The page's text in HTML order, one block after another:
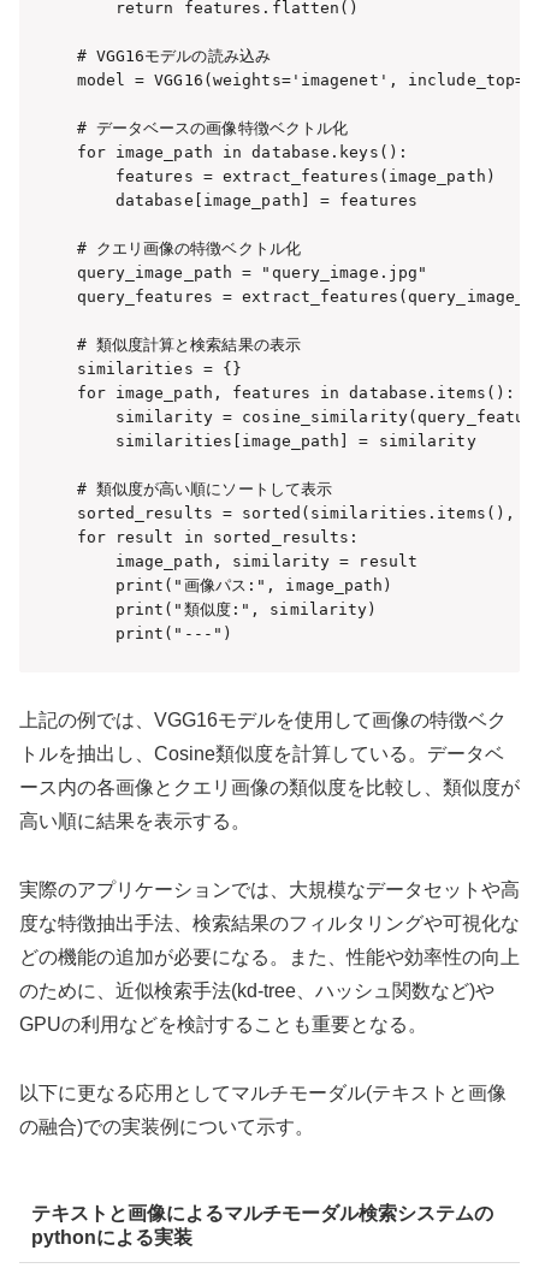
    return features.flatten()
# VGG16モデルの読み込み
model = VGG16(weights='imagenet',
# データベースの画像特徴ベクトル化
for image_path in database.keys():
    features = extract_features(image_path)
    database[image_path] = features
# クエリ画像の特徴ベクトル化
query_image_path = "query_image.jpg"
query_features =
# 類似度計算と検索結果の表示
similarities = {}
for image_path, features in database.items():
similarity =
    similarities[image_path] = similarity
# 類似度が高い順にソートして表示
sorted_results = sorted(similarities.items(),
for result in sorted_results:
    image_path, similarity = result
    print("画像パス:", image_path)
    print("類似度:", similarity)
    print("---")
上記の例では、VGG16モデルを使用して画像の特徴ベク
トルを抽出し、Cosine類似度を計算している。データベ
ース内の各画像とクエリ画像の類似度を比較し、類似度が
高い順に結果を表示する。
実際のアプリケーションでは、大規模なデータセットや高
度な特徴抽出手法、検索結果のフィルタリングや可視化な
どの機能の追加が必要になる。また、性能や効率性の向上
のために、近似検索手法(kd-tree、ハッシュ関数など)や
GPUの利用などを検討することも重要となる。
以下に更なる応用としてマルチモーダル(テキストと画像
の融合)での実装例について示す。
テキストと画像によるマルチモーダル検索システムの
pythonによる実装